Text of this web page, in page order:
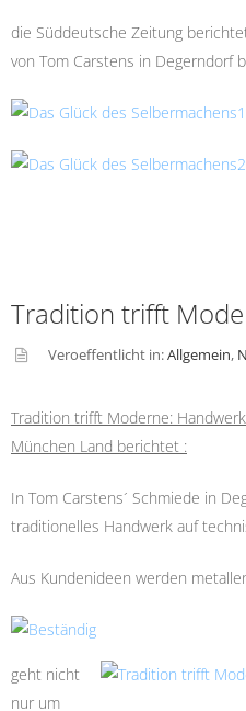
e
die Süddeutsche Zeitung
von Tom Carstens in Degerndorf
Tradition trifft
e
Veroeffentlicht in:Allgemein,
Tradition trifft Moderne:
München Land berichtet :
In Tom Carstens´ Schmiede in
traditionelles Handwerk auf
Aus Kundenideen werden
geht nicht
nur um